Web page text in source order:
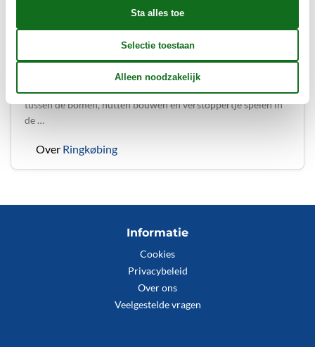
WOW PARK Skjern
WOW PARK Skjern heeft een verrassend en vernieuwend
tussen de bomen, hutten bouwen en verstoppertje spelen in
de …
Over Ringkøbing
Informatie
Cookies
Privacybeleid
Over ons
Veelgestelde vragen